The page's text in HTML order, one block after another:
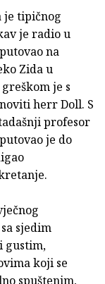
tipičnog
je radio u
na
Zida u
je s
herr Doll. S
profesor
je do
sjedim
gustim,
koji se
spuštenim,